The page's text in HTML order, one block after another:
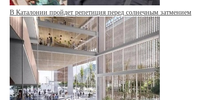
В Каталонии пройдет репетиция перед солнечным затмением